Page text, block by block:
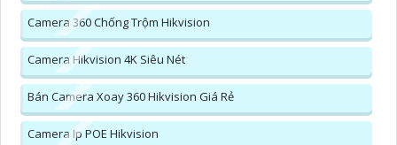
Camera 360 Chống Trộm Hikvision
Camera Hikvision 4K Siêu Nét
Bán Camera Xoay 360 Hikvision Giá Rẻ
Camera Ip POE Hikvision